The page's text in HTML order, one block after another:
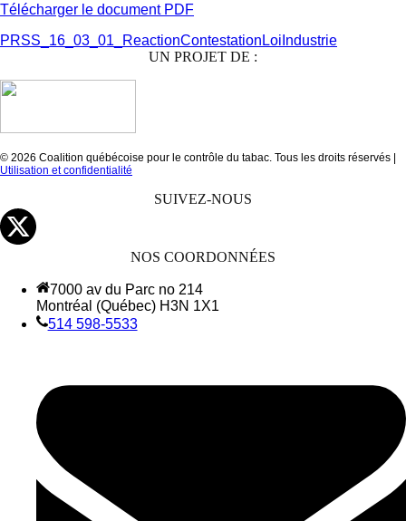
Télécharger le document PDF
PRSS_16_03_01_ReactionContestationLoiIndustrie
UN PROJET DE :
© 2026 Coalition québécoise pour le contrôle du tabac. Tous les droits réservés |
Utilisation et confidentialité
SUIVEZ-NOUS
NOS COORDONNÉES
7000 av du Parc no 214
Montréal (Québec) H3N 1X1
514 598-5533